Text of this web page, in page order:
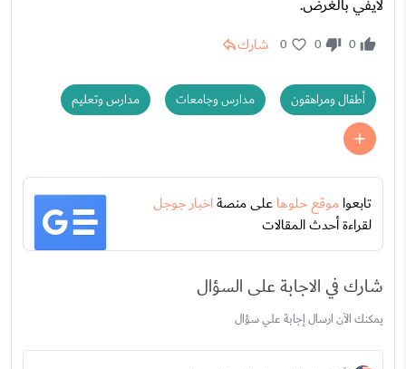
0
0
0 شارك
أطفال ومراهقون مدارس وجامعات مدارس وتعليم
تابعواموقع حلوهاعلى منصةاخبار جوجل
لقراءة أحدث المقالات
شارك في الاجابة على السؤال
يمكنك الآن ارسال إجابة علي سؤال